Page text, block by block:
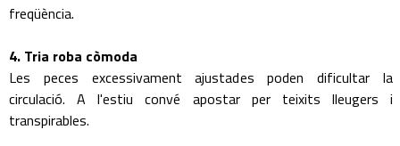
freqüència.
4. Tria roba còmoda
Les peces excessivament ajustades poden dificultar la
circulació. A l'estiu convé apostar per teixits lleugers i
transpirables.